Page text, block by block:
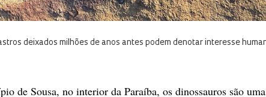
deixados milhões de anos antes podem denotar interesse
de Sousa, no interior da Paraíba, os dinossauros são